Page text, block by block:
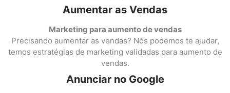
Aumentar as Vendas
Marketing para aumento de vendas
Precisando aumentar as vendas? Nós podemos te ajudar,
temos estratégias de marketing validadas para aumento de
vendas.
Anunciar no Google